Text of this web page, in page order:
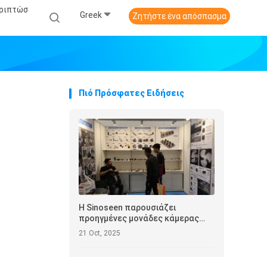
Greek Ζητήστε ένα απόσπασμα
Πιό Πρόσφατες Ειδήσεις
Η Sinoseen παρουσιάζει
προηγμένες μονάδες κάμερας
στην Έκθεση Ηλεκτρονικών του
Χονγκ Κονγκ 2025
21 Oct, 2025